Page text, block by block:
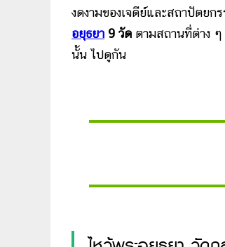
งดงามของเจดีย์และสถาปัตย
อยุธยา 9 วัด ตามสถานที่ต่าง ๆ
นั้น ไปดูกัน